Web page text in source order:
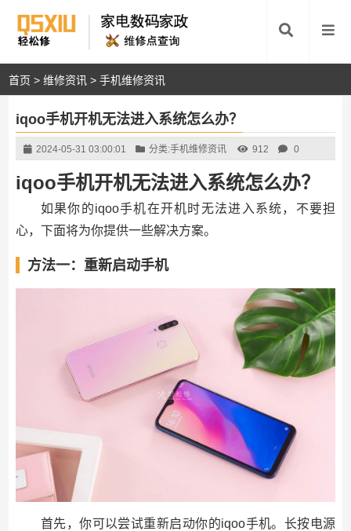
首页 >维修资讯 >手机维修资讯
iqoo手机开机无法进入系统怎么办？
2024-05-31 03:00:01 分类:手机维修资讯 912 0
iqoo手机开机无法进入系统怎么办？
如果你的iqoo手机在开机时无法进入系统，不要担
心，下面将为你提供一些解决方案。
方法一：重新启动手机
首先，你可以尝试重新启动你的iqoo手机。长按电源